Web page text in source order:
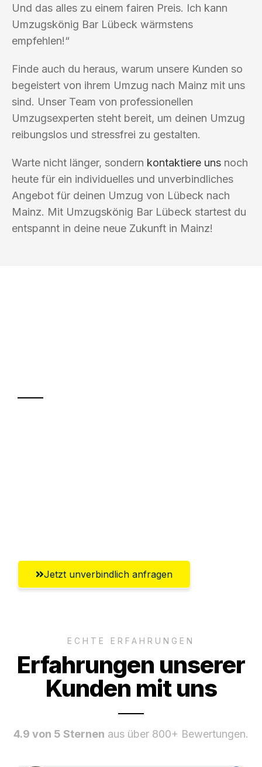
Und das alles zu einem fairen Preis. Ich kann
Umzugskönig Bar Lübeck wärmstens
empfehlen!“
Finde auch du heraus, warum unsere Kunden so
begeistert von ihrem Umzug nach Mainz mit uns
sind. Unser Team von professionellen
Umzugsexperten steht bereit, um deinen Umzug
reibungslos und stressfrei zu gestalten.
Warte nicht länger, sondern kontaktiere uns noch
heute für ein individuelles und unverbindliches
Angebot für deinen Umzug von Lübeck nach
Mainz. Mit Umzugskönig Bar Lübeck startest du
entspannt in deine neue Zukunft in Mainz!
Jetzt unverbindlich anfragen
ECHTE ERFAHRUNGEN
Erfahrungen unserer
Kunden mit uns
4.9 von 5 Sternen aus über 800+ Bewertungen.